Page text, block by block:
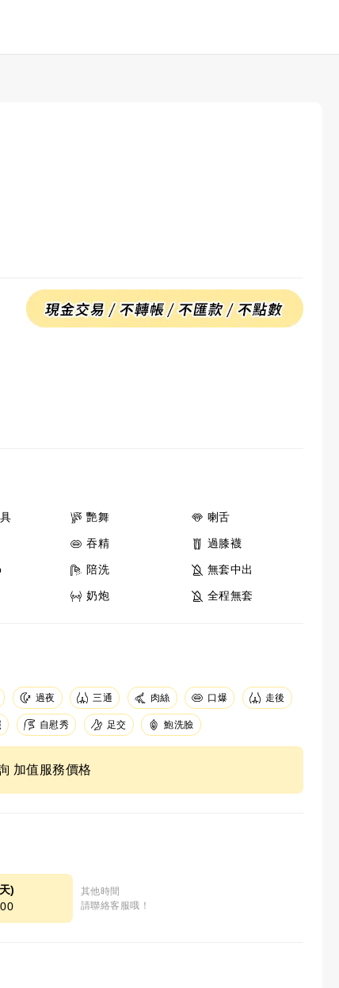
艷舞 喇舌
吞精 過膝襪
陪洗 無套中出
奶炮 全程無套
過夜 三通 肉絲 口爆 走後
自慰秀 足交 鮑洗臉
加值服務價格
)
其他時間
請聯絡客服哦！